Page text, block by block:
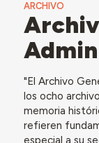
ARCHIVO
"El Archivo
los ocho
memoria
refieren
especial a su